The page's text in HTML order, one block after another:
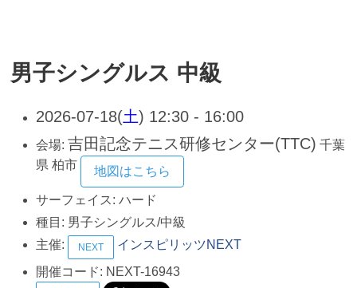
男子シングルス 中級
2026-07-18(土) 12:30 - 16:00
会場: 吉田記念テニス研修センター(TTC) 千葉
県 柏市 地図はこちら
サーフェイス: ハード
種目: 男子シングルス/中級
主催:
NEXT
インスピリッツNEXT
開催コード: NEXT-16943